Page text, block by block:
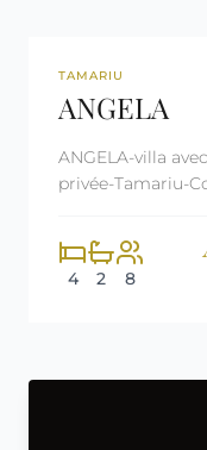
REF: CM33
TAMARIU
ANGELA
ANGELA-villa
privée-Tamariu-
4 2 8